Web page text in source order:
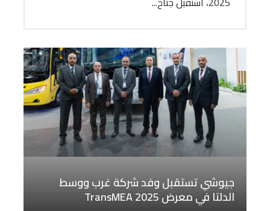
جيوشي تستقبل وفد شركة غرب ووسط
الدلتا في معرض TransMEA 2025